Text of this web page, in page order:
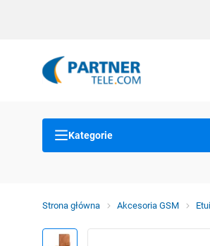
Kategorie
Strona główna Akcesoria GSM